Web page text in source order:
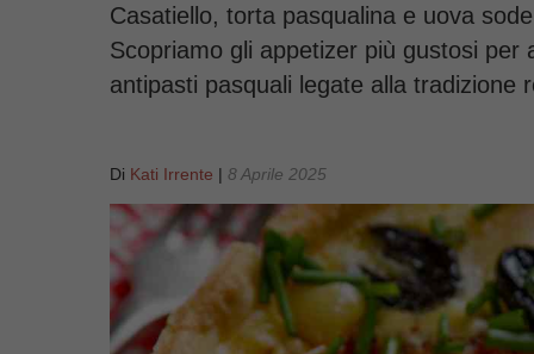
Casatiello, torta pasqualina e uova
Scopriamo gli appetizer più gustosi
antipasti pasquali legate alla tradizione
Di Kati Irrente | 8 Aprile 2025